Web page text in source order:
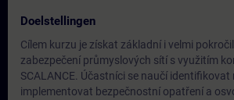
Doelstellingen
Cílem kurzu je získat základní i velmi
zabezpečení průmyslových sítí s využitím
SCALANCE. Účastníci se naučí
implementovat bezpečnostní opatření a